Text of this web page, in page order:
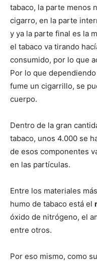
tabaco, la parte menos
cigarro, en la parte
y ya la parte final es la
el tabaco va tirando
consumido, por lo que
Por lo que
fume un cigarrillo, se
cuerpo.
Dentro de la gran
tabaco, unos 4.000 se
de esos componentes
en las partí­culas.
Entre los materiales
humo de tabaco está el
óxido de nitrógeno, el
entre otros.
Por eso mismo, como